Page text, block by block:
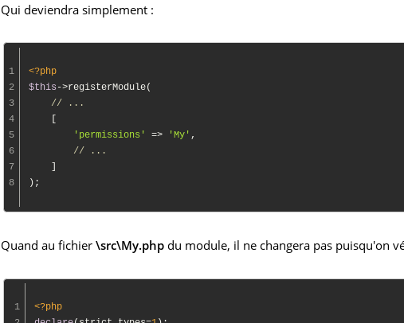
Qui deviendra simplement :
1
2
3
4
5
6
7
8
<?php
$this ->registerModule(
// ...
'permissions'
=> 'My' ,
// ...
Quand au fichier\src\My.php du module, il ne changera pas puisqu'on
1
<?php